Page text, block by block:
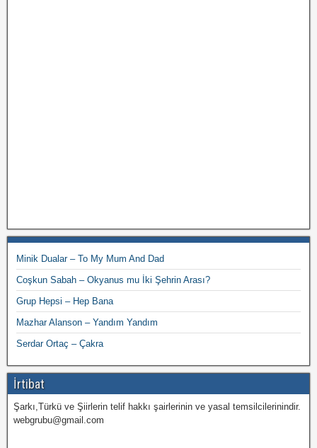
Minik Dualar – To My Mum And Dad
Coşkun Sabah – Okyanus mu İki Şehrin Arası?
Grup Hepsi – Hep Bana
Mazhar Alanson – Yandım Yandım
Serdar Ortaç – Çakra
İrtibat
Şarkı,Türkü ve Şiirlerin telif hakkı şairlerinin ve yasal temsilcilerinindir.
webgrubu@gmail.com